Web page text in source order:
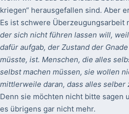
kriegen“ herausgefallen sind. Aber
Es ist schwere Überzeugungsarbeit
der sich nicht führen lassen will,
dafür aufgab, der Zustand der
müsste, ist. Menschen, die alles
selbst machen müssen, sie wollen
mittlerweile daran, dass alles
Denn sie möchten nicht bitte sagen
es übrigens gar nicht mehr.